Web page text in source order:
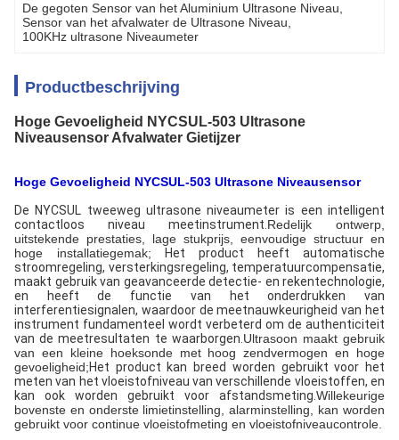
De gegoten Sensor van het Aluminium Ultrasone Niveau
Sensor van het afvalwater de Ultrasone Niveau
100KHz ultrasone Niveaumeter
Productbeschrijving
Hoge Gevoeligheid NYCSUL-503 Ultrasone
Niveausensor Afvalwater Gietijzer
Hoge Gevoeligheid NYCSUL-503 Ultrasone Niveausensor
De NYCSUL tweeweg ultrasone niveaumeter is een intelligent
contactloos niveau meetinstrument. Redelijk ontwerp,
uitstekende prestaties, lage stukprijs, eenvoudige structuur en
hoge installatiegemak; Het product heeft automatische
stroomregeling, versterkingsregeling, temperatuurcompensatie,
maakt gebruik van geavanceerde detectie- en rekentechnologie,
en heeft de functie van het onderdrukken van
interferentiesignalen, waardoor de meetnauwkeurigheid van het
instrument fundamenteel wordt verbeterd om de authenticiteit
van de meetresultaten te waarborgen. Ultrasoon maakt gebruik
van een kleine hoeksonde met hoog zendvermogen en hoge
gevoeligheid;Het product kan breed worden gebruikt voor het
meten van het vloeistofniveau van verschillende vloeistoffen, en
kan ook worden gebruikt voor afstandsmeting. Willekeurige
bovenste en onderste limietinstelling, alarminstelling, kan worden
gebruikt voor continue vloeistofmeting en vloeistofniveaucontrole.